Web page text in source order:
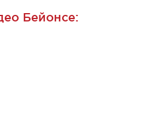
Бейонсе: